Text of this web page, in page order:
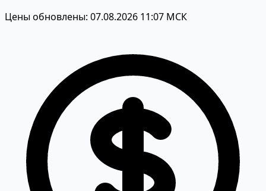
Цены обновлены: 07.08.2026 11:07 МСК